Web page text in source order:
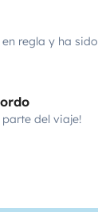
regla y ha sido
parte del viaje!